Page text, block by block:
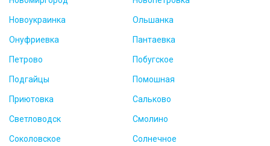
Новоукраинка Ольшанка
Онуфриевка Пантаевка
Петрово Побугское
Подгайцы Помошная
Приютовка Сальково
Светловодск Смолино
Соколовское Солнечное